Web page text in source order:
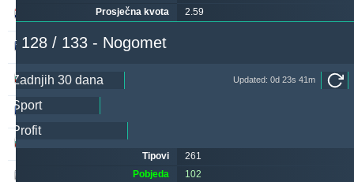
Prosječna kvota
2.59
# 128 / 133 - Nogomet
Updated: 0d 23s 41m
Tipovi
Pobjeda
261
102
304 0 331
hovi 271 42
quqi 259
valderamma
11 253